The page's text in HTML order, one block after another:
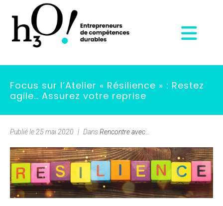
Focus sur l’Atelier « Résilience » : Restez
agile… Assurez votre reprise
Publié le 25 mai 2020 DansRencontre avec...